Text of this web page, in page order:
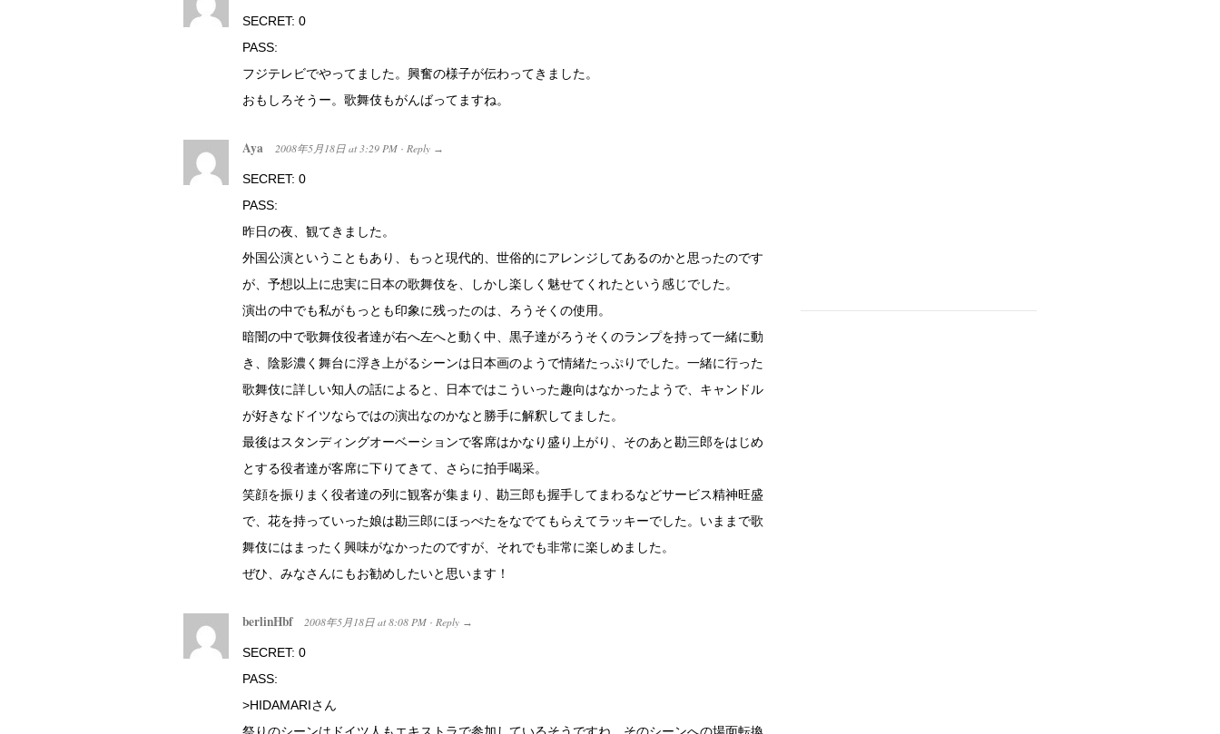
SECRET: 0
PASS:
フジテレビでやってました。興奮の様子が伝わってきました。
おもしろそうー。歌舞伎もがんばってますね。
Aya 2008年5月18日 at 3:29 PM · Reply →
SECRET: 0
PASS:
昨日の夜、観てきました。
外国公演ということもあり、もっと現代的、世俗的にアレンジしてあるのかと思ったのです
が、予想以上に忠実に日本の歌舞伎を、しかし楽しく魅せてくれたという感じでした。
演出の中でも私がもっとも印象に残ったのは、ろうそくの使用。
暗闇の中で歌舞伎役者達が右へ左へと動く中、黒子達がろうそくのランプを持って一緒に動
き、陰影濃く舞台に浮き上がるシーンは日本画のようで情緒たっぷりでした。一緒に行った
歌舞伎に詳しい知人の話によると、日本ではこういった趣向はなかったようで、キャンドル
が好きなドイツならではの演出なのかなと勝手に解釈してました。
最後はスタンディングオーベーションで客席はかなり盛り上がり、そのあと勘三郎をはじめ
とする役者達が客席に下りてきて、さらに拍手喝采。
笑顔を振りまく役者達の列に観客が集まり、勘三郎も握手してまわるなどサービス精神旺盛
で、花を持っていった娘は勘三郎にほっぺたをなでてもらえてラッキーでした。いままで歌
舞伎にはまったく興味がなかったのですが、それでも非常に楽しめました。
ぜひ、みなさんにもお勧めしたいと思います！
berlinHbf 2008年5月18日 at 8:08 PM · Reply →
SECRET: 0
PASS:
>HIDAMARIさん
祭りのシーンはドイツ人もエキストラで参加しているそうですね。そのシーンへの場面転換